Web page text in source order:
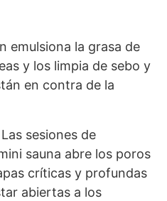
emulsiona la grasa de
y los limpia de sebo y
en contra de la
sesiones de
sauna abre los poros
críticas y profundas
abiertas a los